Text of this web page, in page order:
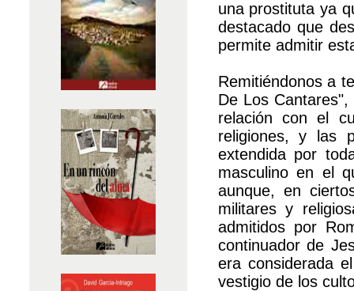
una prostituta ya
destacado que
permite admitir
Remitiéndonos a
De Los
relación con el
religiones, y las
extendida por
masculino en el
aunque, en
militares y
admitidos por
continuador de
era considerada
vestigio de los